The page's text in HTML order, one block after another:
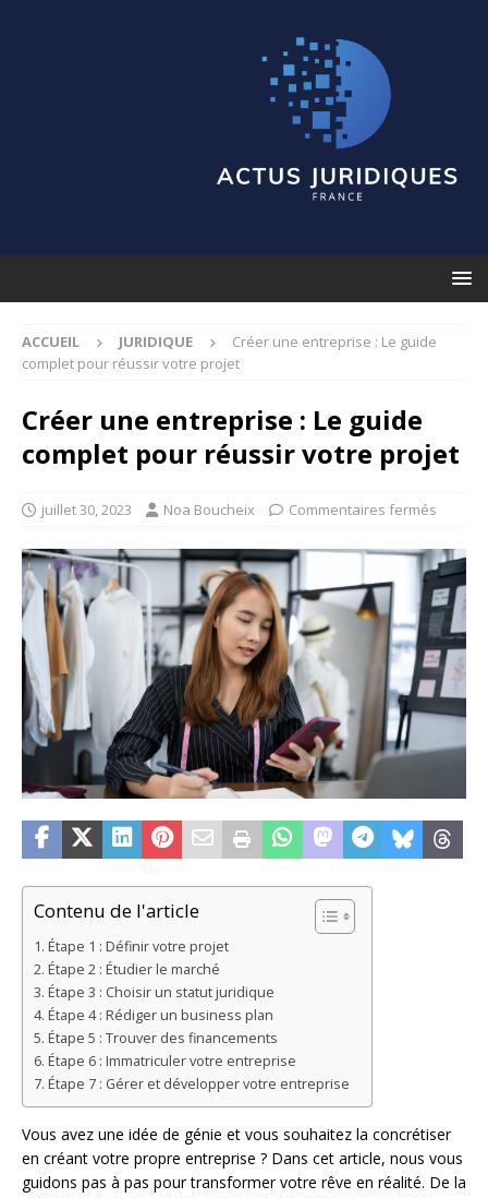
ACCUEIL JURIDIQUE
Créer une entreprise : Le guide
complet pour réussir votre projet
Créer une entreprise : Le guide
complet pour réussir votre projet
juillet 30, 2023 Noa Boucheix Commentaires fermés
Contenu de l'article
Étape 1 : Définir votre projet
Étape 2 : Étudier le marché
Étape 3 : Choisir un statut juridique
Étape 4 : Rédiger un business plan
Étape 5 : Trouver des financements
Étape 6 : Immatriculer votre entreprise
Étape 7 : Gérer et développer votre entreprise
Vous avez une idée de génie et vous souhaitez la concrétiser
en créant votre propre entreprise ? Dans cet article, nous vous
guidons pas à pas pour transformer votre rêve en réalité. De la